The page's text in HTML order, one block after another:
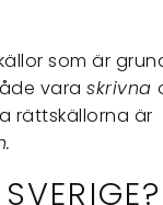
som är
varaskrivna
rättskällorna är